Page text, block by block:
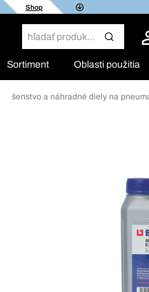
Shop
Sortiment Oblasti použitia
a náhradné diely na